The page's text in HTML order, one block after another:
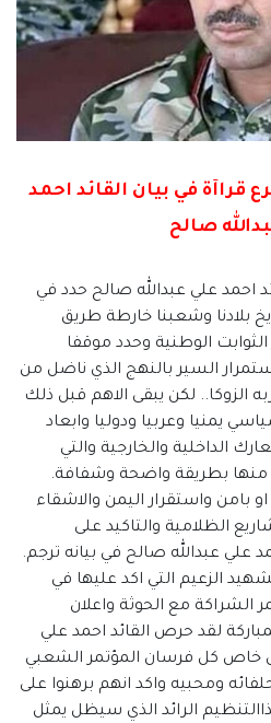
في بيان القائد احمد
صالح
احمد علي عبدالله صالح حدد في
بلادنا وشعبنا خارطة طريق
الوطنية وحدد موقفا
السير بالنهج الذي ناضل من
الزوكا.. لكن يبقى الاهم قبل ذلك
يمنيا وعربيا ودوليا وابعاد
الداخلية والخارجية والتي
بطريقة واضحة وشفافة.
بامن واستقرار اليمن والاشقاء
الظلامية والتاكيد على
علي عبدالله صالح في بيانه ترجم.
الزعيم التي اكد عليها في
الشراكة مع الحوثة واعلان
لقد حرص القائد احمد علي
خاص كل فرسان المؤتمر الشعبي
ومحبيه واكد انهم برهنوا على
الرائد الذي سيظل يمثل